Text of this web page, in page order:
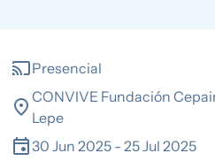
castPresencial
location_on CONVIVE Fundación
Lepe
event30 Jun 2025 - 25 Jul 2025